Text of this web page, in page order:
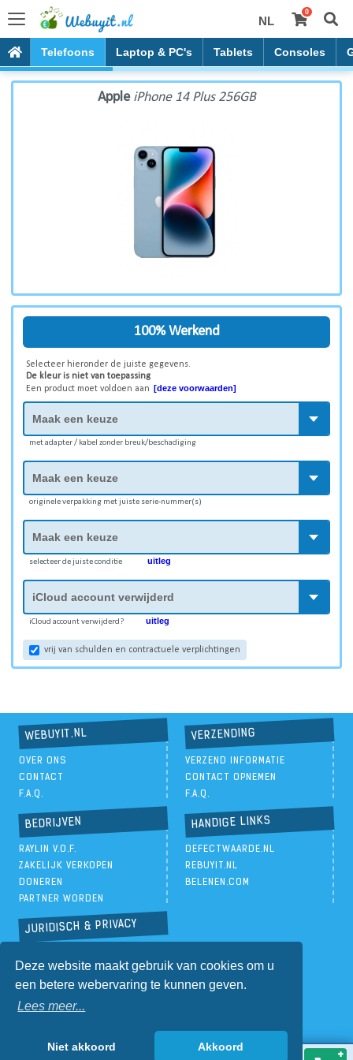
Deze website maakt gebruik van cookies om u
een betere webervaring te kunnen geven.
Lees meer...
Niet akkoord Akkoord
NL
0
Telefoons Laptop & PC's Tablets Consoles
Apple iPhone 14 Plus 256GB
Apple iPhone 14 Plus 256GB
100% Werkend
Selecteer hieronder de juiste gegevens.
De kleur is niet van toepassing
Een product moet voldoen aan [deze voorwaarden]
met adapter / kabel zonder breuk/beschadiging
originele verpakking met juiste serie-nummer(s)
selecteer de juiste conditie uitleg
iCloud account verwijderd? uitleg
vrij van schulden en contractuele verplichtingen
WEBUYIT.NL
OVER ONS
CONTACT
F.A.Q.
VERZENDING
VERZEND INFORMATIE
CONTACT OPNEMEN
F.A.Q.
BEDRIJVEN
RAYLIN V.O.F.
ZAKELIJK VERKOPEN
DONEREN
PARTNER WORDEN
HANDIGE LINKS
DEFECTWAARDE.NL
REBUYIT.NL
BELENEN.COM
JURIDISCH & PRIVACY
ALGEMENE VOORWAARDEN